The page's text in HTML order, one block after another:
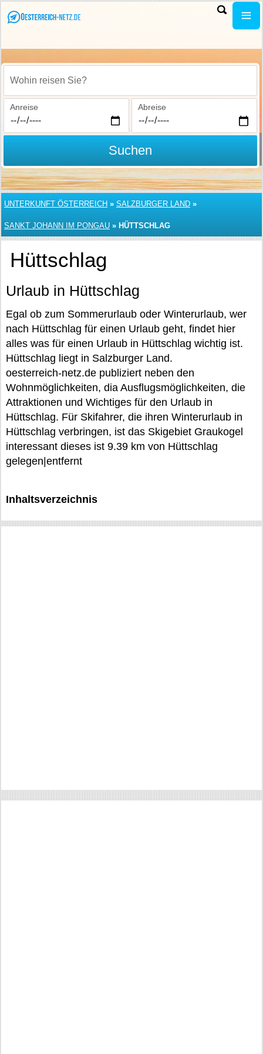
Wohin reisen Sie?
Anreise Abreise
Suchen
UNTERKUNFT ÖSTERREICH » SALZBURGER LAND »
SANKT JOHANN IM PONGAU » HÜTTSCHLAG
Hüttschlag
Urlaub in Hüttschlag
Egal ob zum Sommerurlaub oder Winterurlaub, wer
nach Hüttschlag für einen Urlaub geht, findet hier
alles was für einen Urlaub in Hüttschlag wichtig ist.
Hüttschlag liegt in Salzburger Land.
oesterreich-netz.de publiziert neben den
Wohnmöglichkeiten, dia Ausflugsmöglichkeiten, die
Attraktionen und Wichtiges für den Urlaub in
Hüttschlag. Für Skifahrer, die ihren Winterurlaub in
Hüttschlag verbringen, ist das Skigebiet Graukogel
interessant dieses ist 9.39 km von Hüttschlag
gelegen|entfernt
Inhaltsverzeichnis